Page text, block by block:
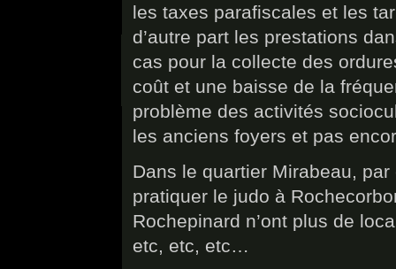
les taxes parafiscales et les
d’autre part les prestations
cas pour la collecte des
coût et une baisse de la
problème des activités
les anciens foyers et pas
Dans le quartier Mirabeau,
pratiquer le judo à
Rochepinard n’ont plus de
etc, etc, etc…